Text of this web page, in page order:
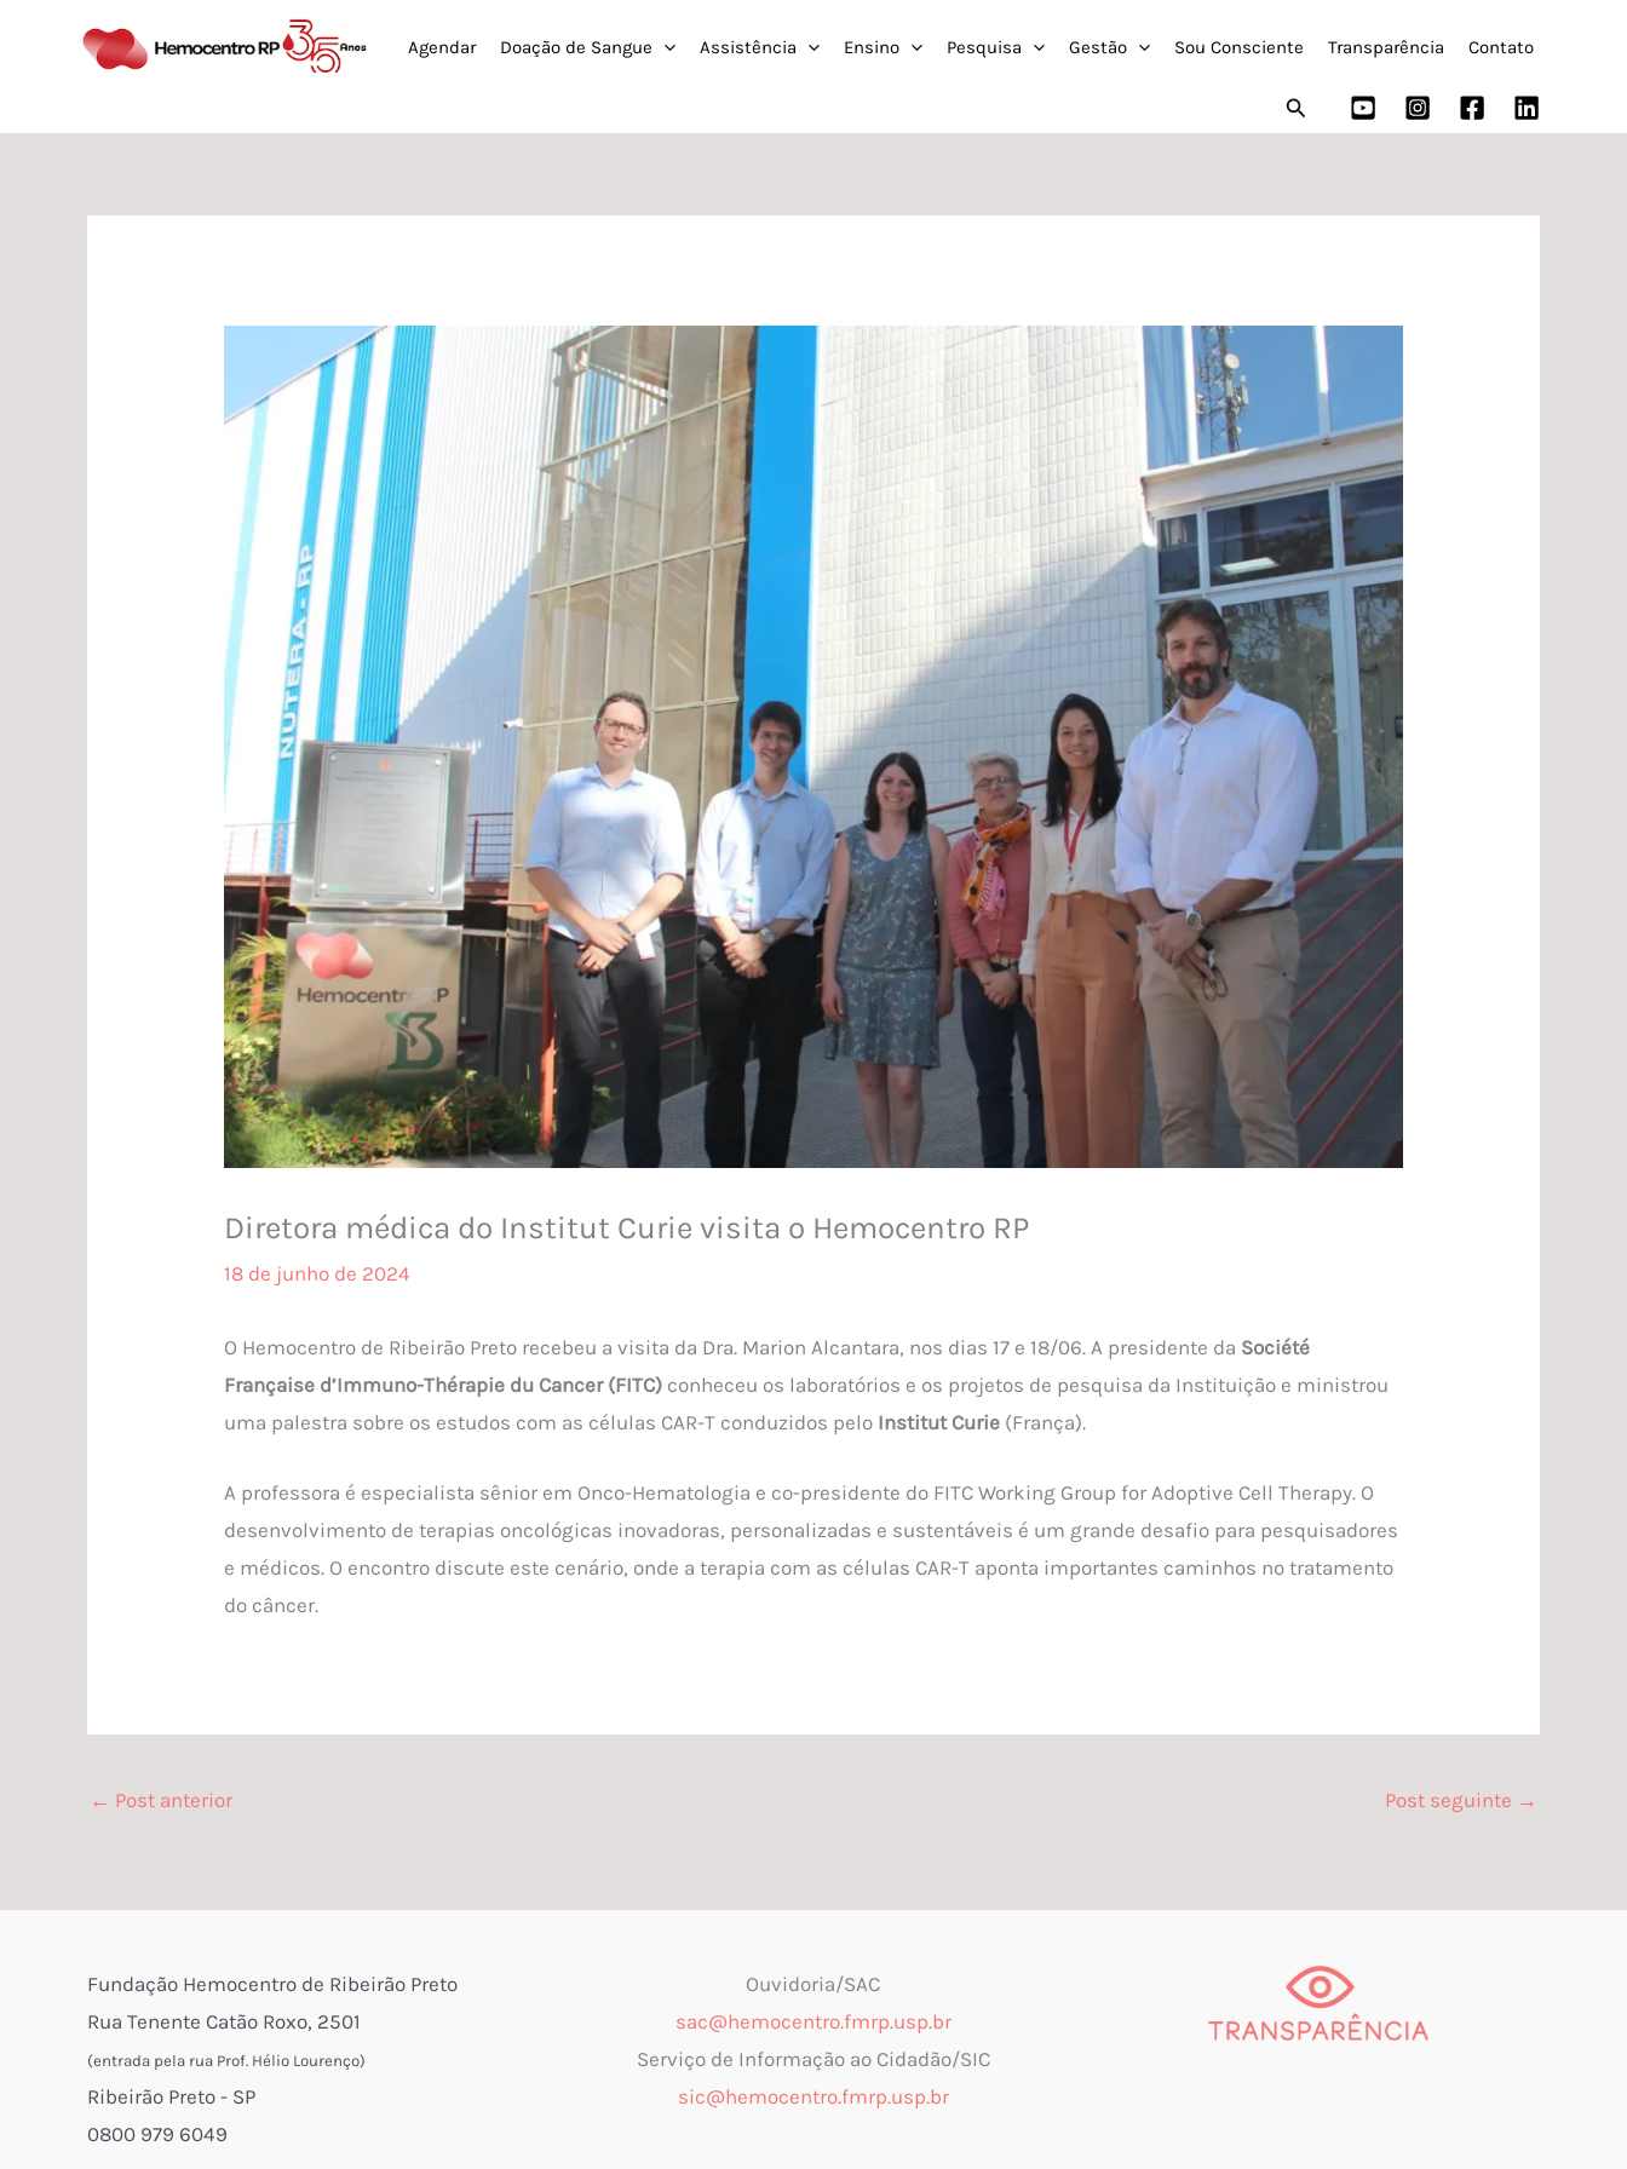
conteúdo
Agendar Doação de Sangue Assistência Ensino Pesquisa Gestão Sou Consciente Transparência Contato
Pesquisar
Diretora médica do Institut Curie visita o Hemocentro RP
18 de junho de 2024
O Hemocentro de Ribeirão Preto recebeu a visita da Dra. Marion Alcantara, nos dias 17 e 18/06. A presidente da Société
Française d’Immuno-Thérapie du Cancer (FITC) conheceu os laboratórios e os projetos de pesquisa da Instituição e ministrou
uma palestra sobre os estudos com as células CAR-T conduzidos pelo Institut Curie (França).
A professora é especialista sênior em Onco-Hematologia e co-presidente do FITC Working Group for Adoptive Cell Therapy. O
desenvolvimento de terapias oncológicas inovadoras, personalizadas e sustentáveis é um grande desafio para pesquisadores
e médicos. O encontro discute este cenário, onde a terapia com as células CAR-T aponta importantes caminhos no tratamento
do câncer.
← Post anterior Post seguinte →
Fundação Hemocentro de Ribeirão Preto
Rua Tenente Catão Roxo, 2501
(entrada pela rua Prof. Hélio Lourenço)
Ribeirão Preto - SP
0800 979 6049
Ouvidoria/SAC
sac@hemocentro.fmrp.usp.br
Serviço de Informação ao Cidadão/SIC
sic@hemocentro.fmrp.usp.br